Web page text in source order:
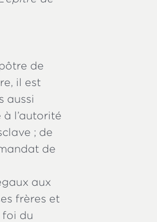
de
il est
aussi
l’autorité
; de
de
aux
frères et
foi du